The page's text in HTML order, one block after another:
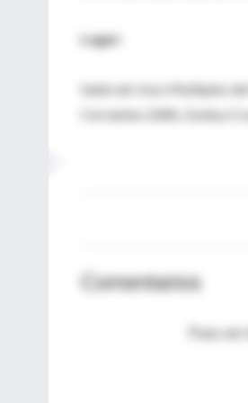
Lugar:
Salón de Usos Multiples
Cervantes 2686, Godoy
Comentarios
Para